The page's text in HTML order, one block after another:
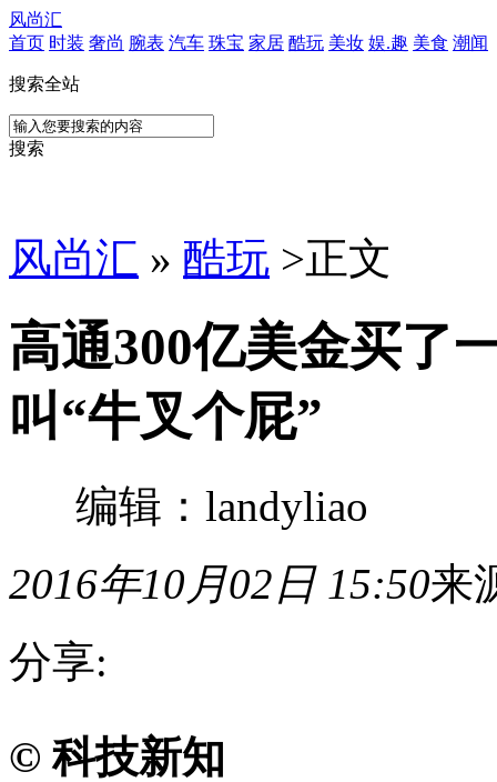
风尚汇
首页 时装 奢尚 腕表 汽车 珠宝 家居 酷玩 美妆 娱.趣 美食 潮闻
搜索全站
搜索
风尚汇 » 酷玩 >正文
高通300亿美金买了
叫“牛叉个屁”
编辑：landyliao
2016年10月02日 15:50来
分享:
技
新
© 科技新知